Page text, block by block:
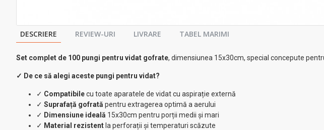
DESCRIERE REVIEW-URI LIVRARE TABEL MARIMI
Set complet de 100 pungi pentru vidat gofrate, dimensiunea 15x30cm, special concepute
✓ De ce să alegi aceste pungi pentru vidat?
✓ Compatibilecu toate aparatele de vidat cu aspirație externă
✓ Suprafață gofrată pentru extragerea optimă a aerului
✓ Dimensiune ideală 15x30cm pentru porții medii și mari
✓ Material rezistent la perforații și temperaturi scăzute